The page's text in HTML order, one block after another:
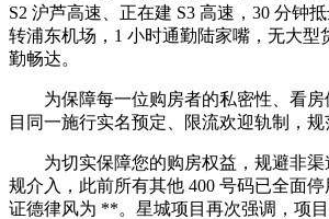
S2 沪芦高速、正在建 S3 高速，30 分钟
转浦东机场，1 小时通勤陆家嘴，无大型
勤畅达。
为保障每一位购房者的私密性、看房
目同一施行实名预定、限流欢迎轨制，规
为切实保障您的购房权益，规避非渠
规介入，此前所有其他 400 号码已全面
证德律风为 **。星城项目再次强调，项